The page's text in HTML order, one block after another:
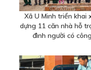
Xã U Minh triển khai
dựng 11 căn nhà hỗ
đình người có công